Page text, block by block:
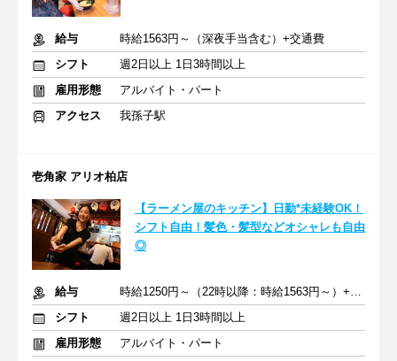
給与
時給1563円～（深夜手当含む）+交通費
シフト
週2日以上 1日3時間以上
雇用形態
アルバイト・パート
アクセス
我孫子駅
壱角家 アリオ柏店
【ラーメン屋のキッチン】日勤*未経験OK！
シフト自由！髪色・髪型などオシャレも自由
◎
給与
時給1250円～（22時以降：時給1563円～）+交通費
シフト
週2日以上 1日3時間以上
雇用形態
アルバイト・パート